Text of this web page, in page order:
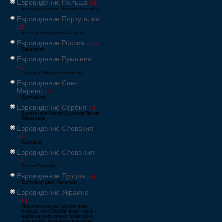
Евровидение Польша [36]
Eurowizja Konkurs Piosenki Eurowizji
Евровидение Португалия
[25]
Festival Eurovisão da Canção
Евровидение Россия [1062]
Европесня
Евровидение Румыния
[41]
Concursul Muzical Eurovision
Евровидение Сан-
Марино [23]
Eurovisione
Евровидение Сербия [39]
Еуровисион Pesma Evrovizije Песма
Евровизије
Евровидение Словакия
[13]
Eurovízia
Евровидение Словения
[26]
Pesem Evrovizije
Евровидение Турция [66]
Eurovision Şarkı Yarışması
Евровидение Украина
[796]
Пісенний конкурс Євробачення
Конкурс пісні Євробачення - одне з
найбільш популярних телевізійних
шоу в світі, проводиться щорічно,